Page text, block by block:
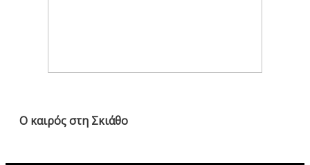
Ο καιρός στη Σκιάθο